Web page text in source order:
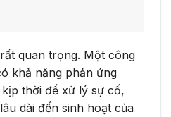
quan trọng. Một công
khả năng phản ứng
thời để xử lý sự cố,
dài đến sinh hoạt của